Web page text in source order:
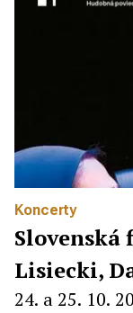
Koncerty
Slovenská
Lisiecki,
24. a 25. 10.